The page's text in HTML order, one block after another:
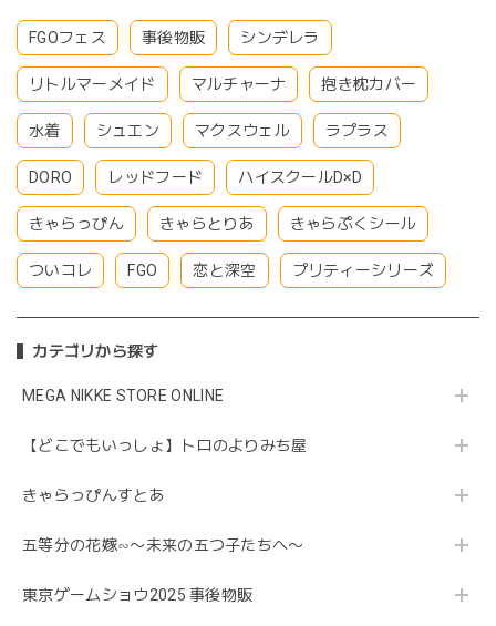
FGOフェス 事後物販 シンデレラ
リトルマーメイド マルチャーナ 抱き枕カバー
水着 シュエン マクスウェル ラプラス
DORO レッドフード ハイスクールD×D
きゃらっぴん きゃらとりあ きゃらぷくシール
ついコレ FGO 恋と深空 プリティーシリーズ
カテゴリから探す
MEGA NIKKE STORE ONLINE
【どこでもいっしょ】トロのよりみち屋
きゃらっぴんすとあ
五等分の花嫁∽〜未来の五つ子たちへ〜
東京ゲームショウ2025 事後物販